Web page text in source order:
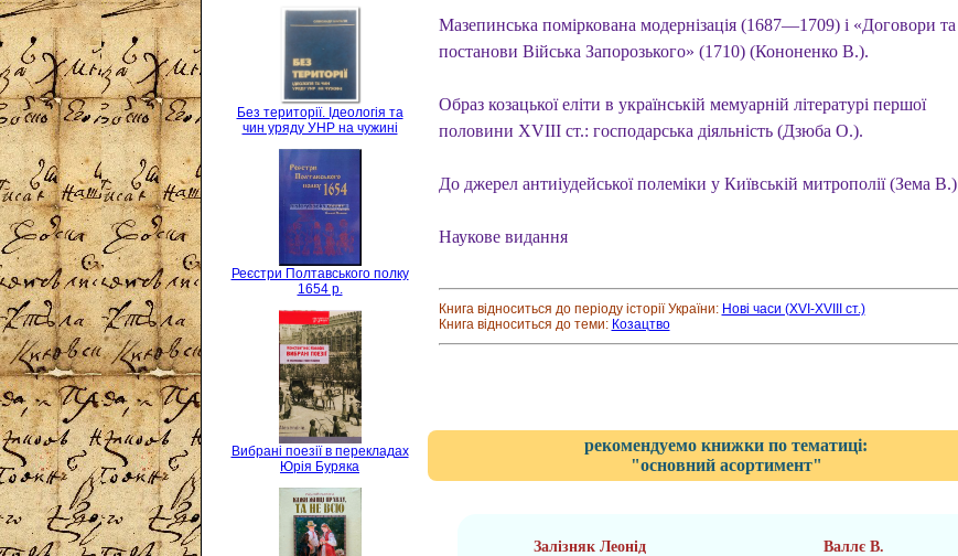
Без території. Ідеологія та
чин уряду УНР на чужині
Реєстри Полтавського полку
1654 р.
Вибрані поезії в перекладах
Юрія Буряка
Мазепинська поміркована модернізація (1687—1709) і «Договори та
постанови Війська Запорозького» (1710) (Кононенко В.).
Образ козацької еліти в українській мемуарній літературі першої
половини XVIII ст.: господарська діяльність (Дзюба О.).
До джерел антиіудейської полеміки у Київській митрополії (Зема В.)
Наукове видання
Книга відноситься до періоду історії України: Нові часи (XVI-XVIII ст.)
Книга відноситься до теми: Козацтво
рекомендуемо книжки по тематиці:
"основний асортимент"
Залізняк Леонід Валлє В.